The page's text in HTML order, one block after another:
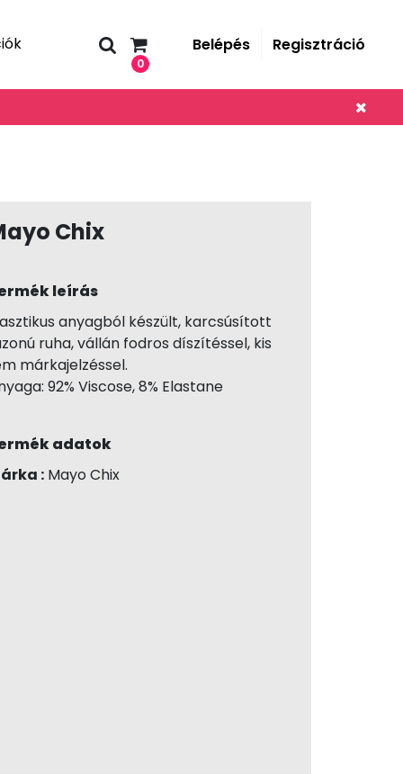
0
Belépés Regisztráció
Chix
leírás
anyagból készült, karcsúsított
ruha, vállán fodros díszítéssel, kis
márkajelzéssel.
92% Viscose, 8% Elastane
adatok
:Mayo Chix